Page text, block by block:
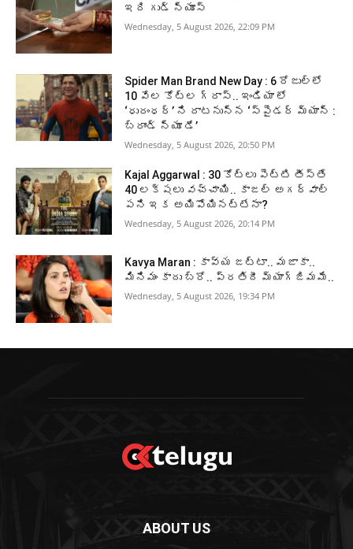
ఇది గుడ్ న్యూస్
Wednesday, 5 August 2026, 22:09 PM
Spider Man Brand New Day : 6 రోజుల్లో
10 వేల కోట్ల గ్రాస్.. ఇండియా లో
‘ధురంధర్’ ని దాటనున్న ‘స్పైడర్ మ్యాన్ :
బ్రాండ్ న్యూ డే’
Wednesday, 5 August 2026, 20:50 PM
Kajal Aggarwal : 30 కోట్లు పెట్టి తీస్తే
40 లక్షలు వచ్చాయి.. కాజల్ అగర్వాల్
పని ఇక అయిపోయినట్టేనా?
Wednesday, 5 August 2026, 20:14 PM
Kavya Maran : కావ్య జట్టా.. మజాకా..
మినిమం కాదు బ్రో.. ప్రతిదీ మ్యాగ్జిమమే..
Wednesday, 5 August 2026, 19:34 PM
ABOUT US